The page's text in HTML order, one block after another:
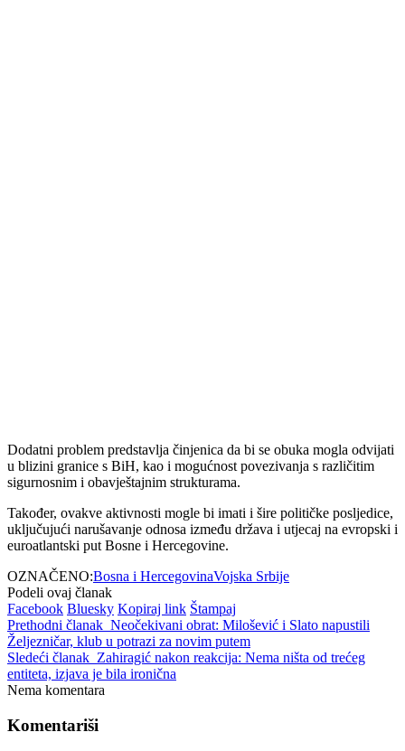
Dodatni problem predstavlja činjenica da bi se obuka mogla odvijati
u blizini granice s BiH, kao i mogućnost povezivanja s različitim
sigurnosnim i obavještajnim strukturama.
Također, ovakve aktivnosti mogle bi imati i šire političke posljedice,
uključujući narušavanje odnosa između država i utjecaj na evropski i
euroatlantski put Bosne i Hercegovine.
OZNAČENO:Bosna i HercegovinaVojska Srbije
Podeli ovaj članak
Facebook Bluesky Kopiraj link Štampaj
Prethodni članak Neočekivani obrat: Milošević i Slato napustili
Željezničar, klub u potrazi za novim putem
Sledeći članak Zahiragić nakon reakcija: Nema ništa od trećeg
entiteta, izjava je bila ironična
Nema komentara
Komentariši